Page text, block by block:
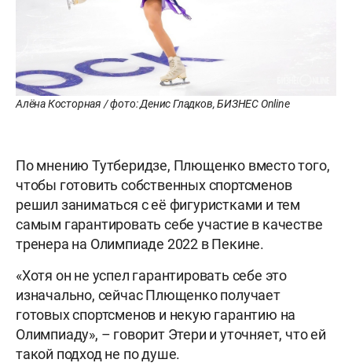
Алёна Косторная / фото: Денис Гладков, БИЗНЕС Online
По мнению Тутберидзе, Плющенко вместо того,
чтобы готовить собственных спортсменов
решил заниматься с её фигуристками и тем
самым гарантировать себе участие в качестве
тренера на Олимпиаде 2022 в Пекине.
«Хотя он не успел гарантировать себе это
изначально, сейчас Плющенко получает
готовых спортсменов и некую гарантию на
Олимпиаду», – говорит Этери и уточняет, что ей
такой подход не по душе.